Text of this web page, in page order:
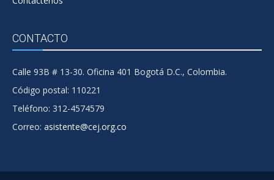
CONTACTO
Calle 93B # 13-30. Oficina 401 Bogotá D.C., Colombia.
Código postal: 110221
Teléfono: 312-4574579
Correo: asistente@cej.org.co